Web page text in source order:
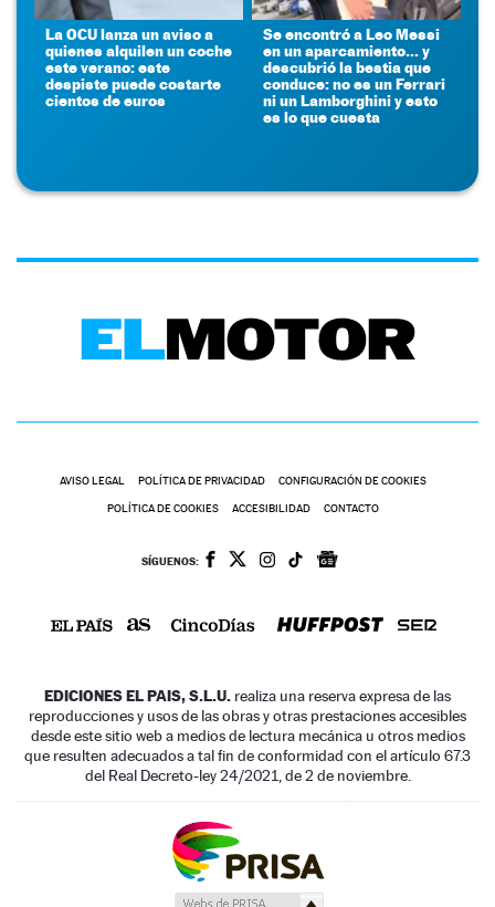
La OCU lanza un aviso a
quienes alquilen un coche
este verano: este
despiste puede costarte
cientos de euros
Se encontró a Leo Messi
en un aparcamiento... y
descubrió la bestia que
conduce: no es un Ferrari
ni un Lamborghini y esto
es lo que cuesta
AVISO LEGAL POLÍTICA DE PRIVACIDAD CONFIGURACIÓN DE COOKIES
POLÍTICA DE COOKIES ACCESIBILIDAD CONTACTO
SÍGUENOS:
EDICIONES EL PAIS, S.L.U. realiza una reserva expresa de las
reproducciones y usos de las obras y otras prestaciones accesibles
desde este sitio web a medios de lectura mecánica u otros medios
que resulten adecuados a tal fin de conformidad con el artículo 67.3
del Real Decreto-ley 24/2021, de 2 de noviembre.